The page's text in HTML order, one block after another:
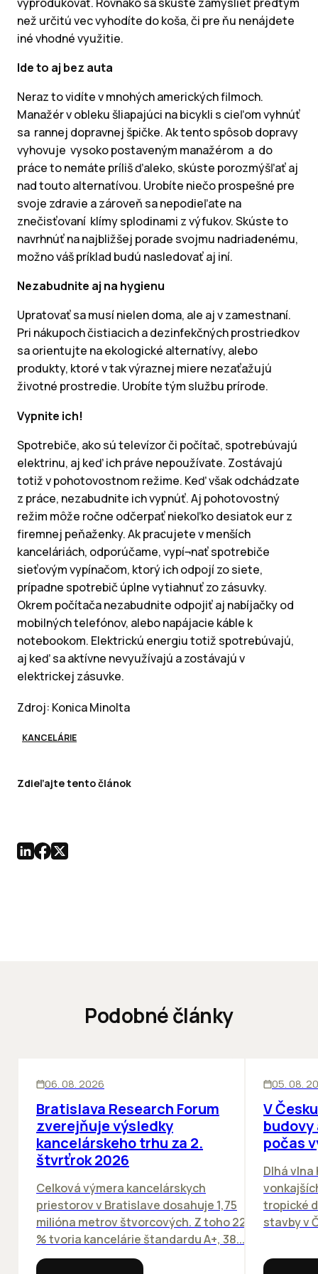
než určitú vec vyhodíte do koša, či pre ňu nenájdete
iné vhodné využitie.
Ide to aj bez auta
Neraz to vidíte v mnohých amerických filmoch.
Manažér v obleku šliapajúci na bicykli s cieľom vyhnúť
sa rannej dopravnej špičke. Ak tento spôsob dopravy
vyhovuje vysoko postaveným manažérom a do
práce to nemáte príliš ďaleko, skúste porozmýšľať aj
nad touto alternatívou. Urobíte niečo prospešné pre
svoje zdravie a zároveň sa nepodieľate na
znečisťovaní klímy splodinami z výfukov. Skúste to
navrhnúť na najbližšej porade svojmu nadriadenému,
možno váš príklad budú nasledovať aj iní.
Nezabudnite aj na hygienu
Upratovať sa musí nielen doma, ale aj v zamestnaní.
Pri nákupoch čistiacich a dezinfekčných prostriedkov
sa orientujte na ekologické alternatívy, alebo
produkty, ktoré v tak výraznej miere nezaťažujú
životné prostredie. Urobíte tým službu prírode.
Vypnite ich!
Spotrebiče, ako sú televízor či počítač, spotrebúvajú
elektrinu, aj keď ich práve nepoužívate. Zostávajú
totiž v pohotovostnom režime. Keď však odchádzate
z práce, nezabudnite ich vypnúť. Aj pohotovostný
režim môže ročne odčerpať niekoľko desiatok eur z
firemnej peňaženky. Ak pracujete v menších
kanceláriách, odporúčame, vypí¬nať spotrebiče
sieťovým vypínačom, ktorý ich odpojí zo siete,
prípadne spotrebič úplne vytiahnuť zo zásuvky.
Okrem počítača nezabudnite odpojiť aj nabíjačky od
mobilných telefónov, alebo napájacie káble k
notebookom. Elektrickú energiu totiž spotrebúvajú,
aj keď sa aktívne nevyužívajú a zostávajú v
elektrickej zásuvke.
Zdroj: Konica Minolta
KANCELÁRIE
Zdieľajte tento článok
Podobné články
06. 08. 2026
Bratislava Research Forum
zverejňuje výsledky
kancelárskeho trhu za 2.
štvrťrok 2026
Celková výmera kancelárskych
priestorov v Bratislave dosahuje 1,75
milióna metrov štvorcových. Z toho 22
% tvoria kancelárie štandardu A+, 38...
05. 08.
V
počas
Dlhá
tropické
stavby v